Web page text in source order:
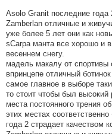
Asolo Granit последние года
Zamberlan отличные и
уже более 5 лет они как
sCarpa манта все хорошо и
весеннем снегу.
мадель макалу от спортивы
впринцепе отличный
самое главное в выборе
то стоит чтобы был высокий
места постоянного трения
этих местах
года 2 страдает качеством